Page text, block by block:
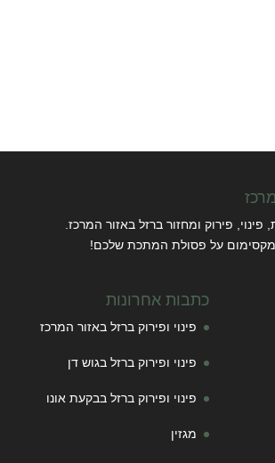
פינוי, פירוק ומחזור ברזל באזור המרכז.
על פסולת המתכת שלכם!
כתבות אחרונות
פינוי ופירוק ברזל באזור המרכז
פינוי ופירוק ברזל בגוש דן
פינוי ופירוק ברזל בבקעת אונו
מגזין